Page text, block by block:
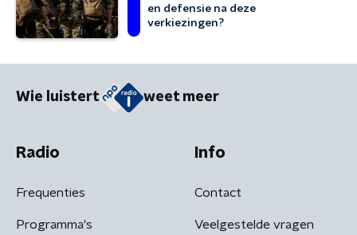
en defensie na deze
verkiezingen?
Wie luistert weet meer
Radio
Frequenties
Programma's
Info
Contact
Veelgestelde vragen